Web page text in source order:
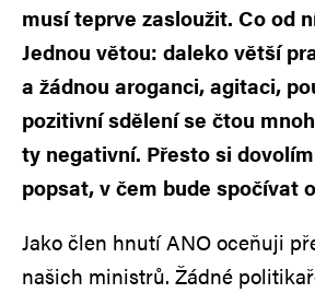
musí teprve zasloužit. Co od
Jednou větou: daleko větší
a žádnou aroganci, agitaci,
pozitivní sdělení se čtou
ty negativní. Přesto si
popsat, v čem bude spočívat
Jako člen hnutí ANO oceňuji
našich ministrů. Žádné